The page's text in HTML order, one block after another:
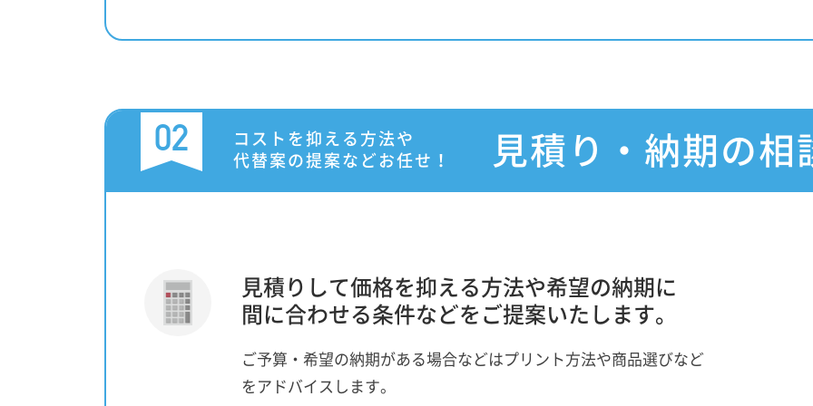
02
コストを抑える方法や
代替案の提案などお任せ！
見積り・納期の相
見積りして価格を抑える方法や希望の納期に
間に合わせる条件などをご提案いたします。
ご予算・希望の納期がある場合などはプリント方法や商品選びなど
をアドバイスします。